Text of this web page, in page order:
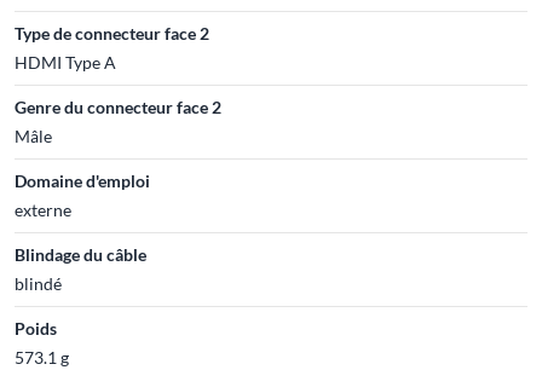
Type de connecteur face 2
HDMI Type A
Genre du connecteur face 2
Mâle
Domaine d'emploi
externe
Blindage du câble
blindé
Poids
573.1 g